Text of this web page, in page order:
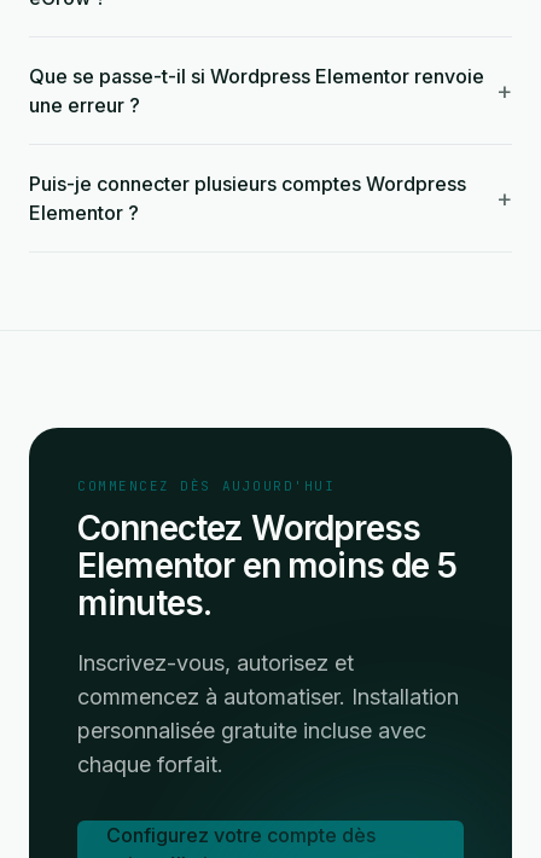
Que se passe-t-il si Wordpress Elementor renvoie
une erreur ?
+
Puis-je connecter plusieurs comptes Wordpress
Elementor ?
+
COMMENCEZ DÈS AUJOURD'HUI
Connectez Wordpress
Elementor en moins de 5
minutes.
Inscrivez-vous, autorisez et
commencez à automatiser. Installation
personnalisée gratuite incluse avec
chaque forfait.
Configurez votre compte dès